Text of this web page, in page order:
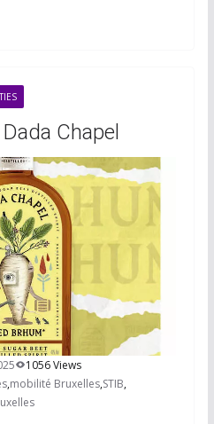
Chapel
1056 Views
,mobilité Bruxelles,STIB,